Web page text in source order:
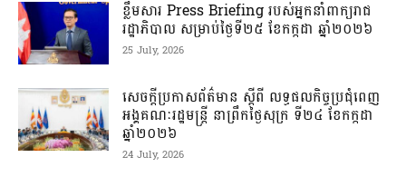
ខ្លឹមសារ Press Briefing របស់អ្នកនាំពាក្យរាជ
រដ្ឋាភិបាល សម្រាប់ថ្ងៃទី២៥ ខែកក្កដា ឆ្នាំ២០២៦
25 July, 2026
សេចក្តីប្រកាសព័ត៌មាន ស្តីពី លទ្ធផលកិច្ចប្រជុំពេញ
អង្គគណៈរដ្ឋមន្រ្តី នាព្រឹកថ្ងៃសុក្រ ទី២៤ ខែកក្កដា
ឆ្នាំ២០២៦
24 July, 2026